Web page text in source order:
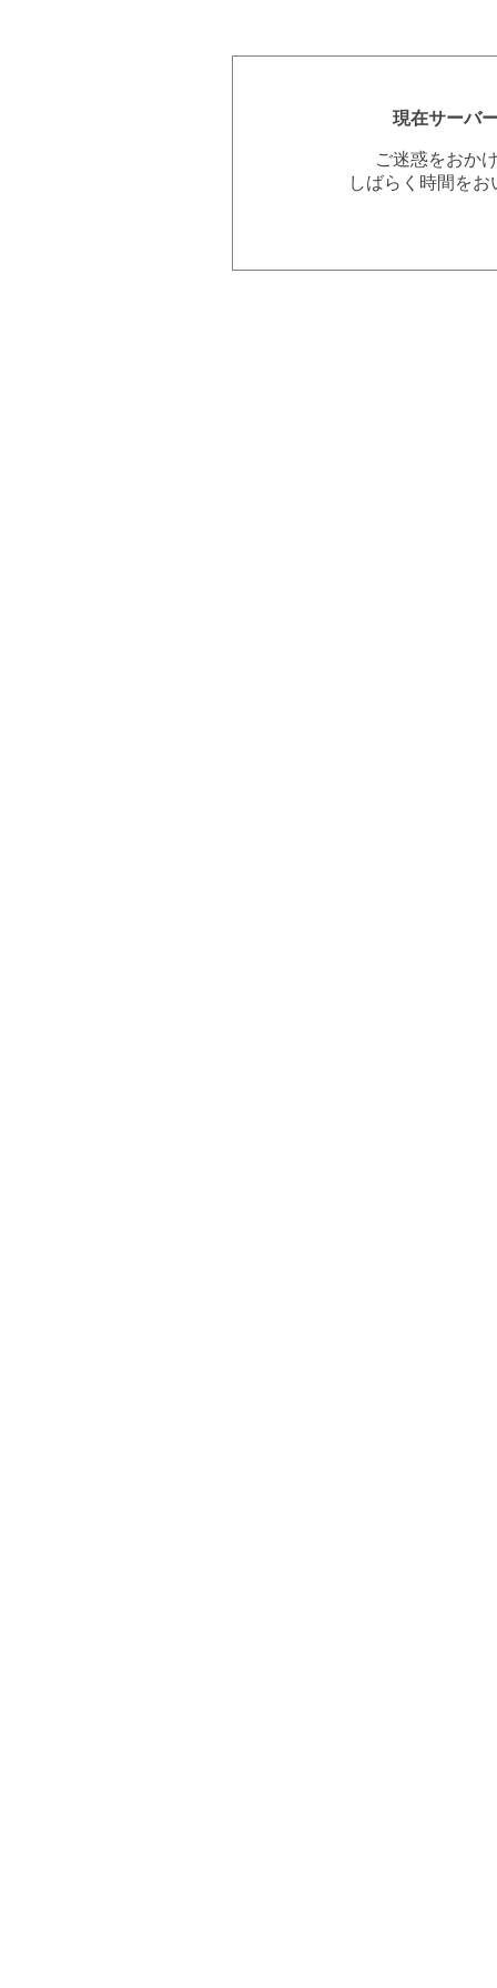
現在サーバ
ご迷惑をおか
しばらく時間を